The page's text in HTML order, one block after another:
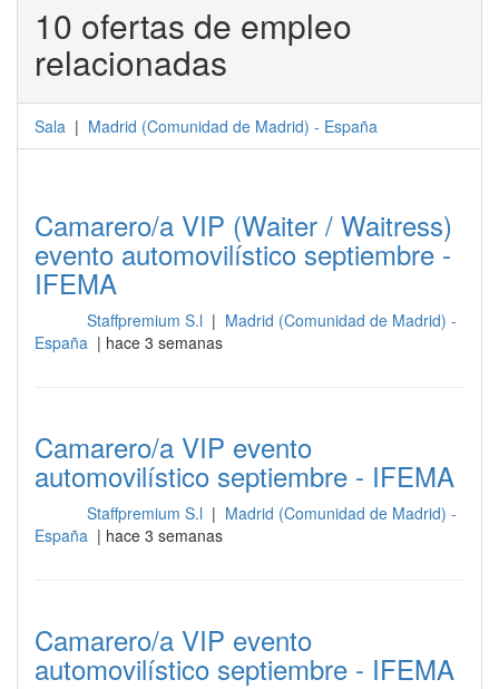
10 ofertas de empleo
relacionadas
Sala | Madrid (Comunidad de Madrid) - España
Camarero/a VIP (Waiter / Waitress)
evento automovilístico septiembre -
IFEMA
Staffpremium S.l | Madrid (Comunidad de Madrid) -
España | hace 3 semanas
Camarero/a VIP evento
automovilístico septiembre - IFEMA
Staffpremium S.l | Madrid (Comunidad de Madrid) -
España | hace 3 semanas
Camarero/a VIP evento
automovilístico septiembre - IFEMA